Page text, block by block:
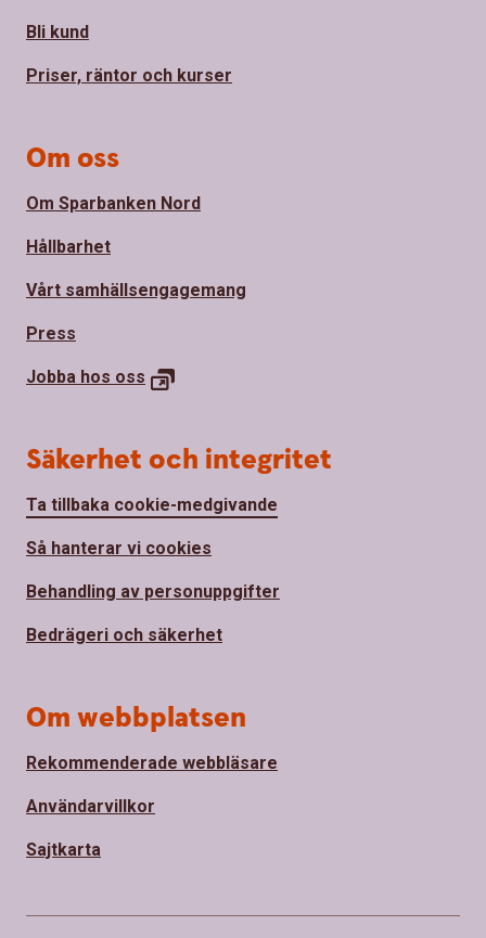
Bli kund
Priser, räntor och kurser
Om oss
Om Sparbanken Nord
Hållbarhet
Vårt samhällsengagemang
Press
Jobba hos oss
Säkerhet och integritet
Ta tillbaka cookie-medgivande
Så hanterar vi cookies
Behandling av personuppgifter
Bedrägeri och säkerhet
Om webbplatsen
Rekommenderade webbläsare
Användarvillkor
Sajtkarta